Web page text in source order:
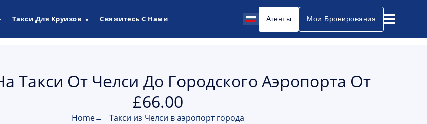
Такси Для Круизов ▼ Свяжитесь С Нами Агенты Мои Бронирования
Такси От Челси До Городского Аэропорта От
£66.00
Home→ Такси из Челси в аэропорт города